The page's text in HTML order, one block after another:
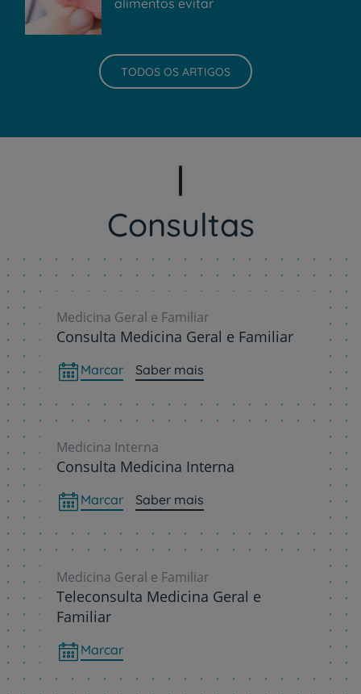
alimentos evitar
TODOS OS ARTIGOS
Consultas
Medicina Geral e Familiar
Consulta Medicina Geral e Familiar
Marcar Saber mais
Medicina Interna
Consulta Medicina Interna
Marcar Saber mais
Medicina Geral e Familiar
Teleconsulta Medicina Geral e
Familiar
Marcar